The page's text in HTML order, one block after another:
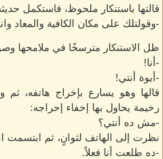
قالتها باستنكار ملحوظ، فاستكمل
-وقولتلك على مكان الكافية والمعاد
ظل الاستنكار مترسخًا في ملامحها
-أنا!
-أيوة أنتي!
قالها وهو يسارع بإخراج هاتفه، ثم
رخيمة يحاول بها إخفاء إحراجه:
-مش ده أنتي؟
نظرت إلى الهاتف لثوانٍ، ثم ابتسمت
-ده طلعت أنا فعلاً.